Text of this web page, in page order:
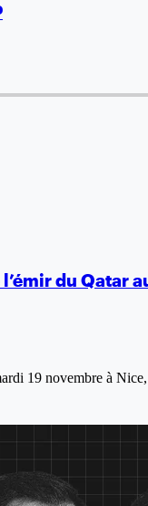
du
19 novembre à